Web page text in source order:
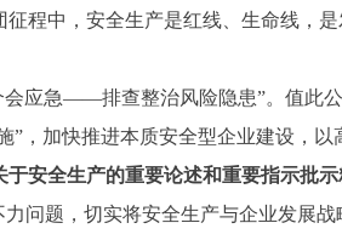
程中，安全生产是红线、生命线，
应急——排查整治风险隐患”。值此
，加快推进本质安全型企业建设，以
安全生产的重要论述和重要指示批
问题，切实将安全生产与企业发展